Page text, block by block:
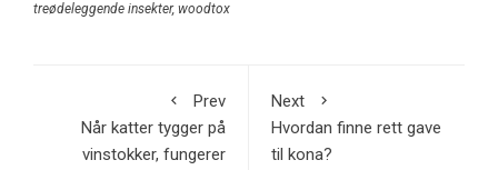
treødeleggende insekter, woodtox
Prev
Når katter tygger på
vinstokker, fungerer
Next
Hvordan finne rett gave
til kona?